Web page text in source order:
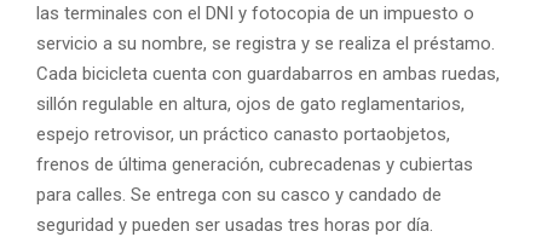
las terminales con el DNI y fotocopia de un impuesto o
servicio a su nombre, se registra y se realiza el préstamo.
Cada bicicleta cuenta con guardabarros en ambas ruedas,
sillón regulable en altura, ojos de gato reglamentarios,
espejo retrovisor, un práctico canasto portaobjetos,
frenos de última generación, cubrecadenas y cubiertas
para calles. Se entrega con su casco y candado de
seguridad y pueden ser usadas tres horas por día.